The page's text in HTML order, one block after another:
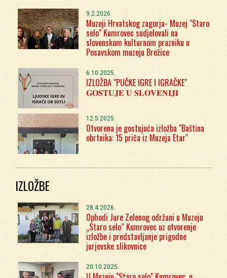
9.2.2026.
Muzeji Hrvatskog zagorja- Muzej "Staro
selo" Kumrovec sudjelovali na
slovenskom kulturnom prazniku u
Posavskom muzeju Brežice
6.10.2025.
IZLOŽBA "PUČKE IGRE I IGRAČKE"
𝐆𝐎𝐒𝐓𝐔𝐉𝐄 𝐔 𝐒𝐋𝐎𝐕𝐄𝐍𝐈𝐉𝐈
12.5.2025.
Otvorena je gostujuća izložba "Baština
obrtnika: 15 priča iz Muzeja Etar"
IZLOŽBE
28.4.2026.
Ophodi Jure Zelenog održani u Muzeju
„Staro selo“ Kumrovec uz otvorenje
izložbe i predstavljanje prigodne
jurjevske slikovnice
20.10.2025.